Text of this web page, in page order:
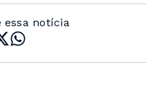
essa notícia